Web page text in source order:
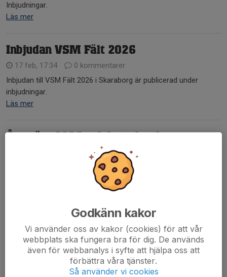
Inbjudningar.
Läs mer
Inbjudan VSM Fält 2026
17 feb, 17:34
0 kommentarer
Inbjudan till VSM Fält 2026 i Skaraborg är publicerad under
inbjudningar.
Läs mer
0 kommentarer
Årsmöte 2026 och Kretskonferans hölls i Skövde den 24/1.
Inbjudningar till årets tävlingar publiceras löpande.
Sidorna med Vandringspriser är
uppdaterade
23 jan, 16:06
0 kommentarer
Sidor med vandringspris är uppdaterade.
Godkänn kakor
Vi använder oss av kakor (cookies) för att vår
webbplats ska fungera bra för dig. De används
även för webbanalys i syfte att hjälpa oss att
förbättra våra tjänster.
Så använder vi cookies